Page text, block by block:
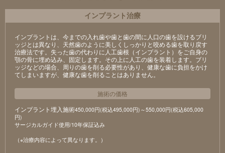
インプラント治療
インプラントは、今までの入れ歯や歯と歯の間に人口の歯を設けるブリ
ッジとは異なり、天然歯のように美しくしっかりと咬める歯を取り戻す
治療法です。失った歯の代わりに人工歯根（インプラント）をご自身の
顎の骨に埋め込み、固定します。その上に人工の歯を装着します。ブリ
ッジなどの場合、周りの歯を削る必要性があり、健康な歯に負担をかけ
てしまいますが、健康な歯を削ることはありません。
施術の価格
インプラント埋入施術450,000円(税込495,000円)～550,000円(税込605,000
円)
サージカルガイド使用/10年保証込み
（※治療内容によって異なります。）